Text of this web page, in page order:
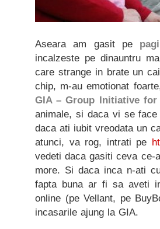
Aseara am gasit pe
incalzeste pe dinauntru
care strange in brate un
chip, m-au emotionat
GIA – Group Initiative for
animale, si daca vi se
daca ati iubit vreodata un
atunci, va rog, intrati pe
vedeti daca gasiti ceva ce-
more. Si daca inca n-ati
fapta buna ar fi sa aveti
online (pe Vellant, pe
incasarile ajung la GIA.